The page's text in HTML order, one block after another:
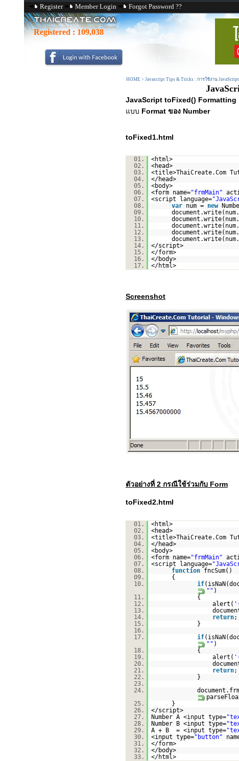
Register Member Login Forgot Password ??
Registered : 109,038
HOME > Javascript Tips & Tricks : การใช้งาน
JavaScript toFixed()
แบบ Format ของ Number
toFixed1.html
01.
<html>
02.
<head>
03.
<title>ThaiCreate.Com
04.
</head>
05.
<body>
06.
<form name="frmMain"
07.
<script language=
08.
var num = new
09.
10.
11.
12.
13.
14.
</script>
15.
</form>
16.
</body>
17.
</html>
Screenshot
ตัวอย่างที่ 2 กรณีใช้ร่วมกับ Form
toFixed2.html
01.
<html>
02.
<head>
03.
<title>ThaiCreate.Com
04.
</head>
05.
<body>
06.
<form name="frmMain"
07.
<script language=
08.
function
fncSum()
09.
{
10.
if
"" )
11.
{
12.
alert(
13.
14.
return;
15.
}
16.
17.
if
"" )
18.
{
19.
alert(
20.
21.
return;
22.
}
23.
24.
25.
}
26.
</script>
27.
Number A <input type=
28.
Number B <input type=
29.
A + B = <input type=
30.
<input type="button"
31.
</form>
32.
</body>
33.
</html>